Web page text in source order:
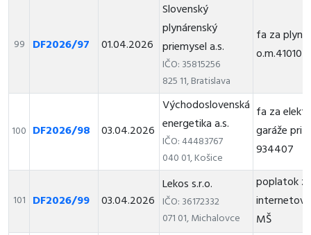
99 DF2026/97 01.04.2026
Slovenský
plynárenský
priemysel a.s.
IČO: 35815256
825 11, Bratislava
fa za plyn
100 DF2026/98 03.04.2026
Východoslovenská
energetika a.s.
IČO: 44483767
040 01, Košice
fa za
garáže pri
934407
101 DF2026/99 03.04.2026
Lekos s.r.o.
IČO: 36172332
071 01, Michalovce
poplatok
MŠ